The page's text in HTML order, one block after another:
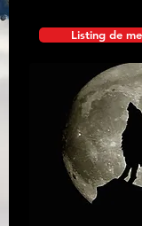
Listing de